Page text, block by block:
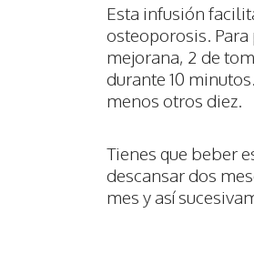
Esta infusión
osteoporosis.
mejorana, 2 de
durante 10
menos otros diez.
Tienes que beber
descansar dos
mes y así